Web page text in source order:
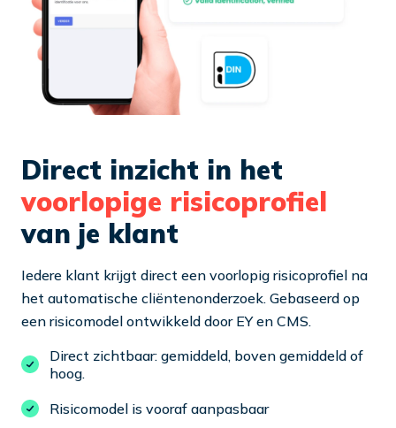
Direct inzicht in het
voorlopige risicoprofiel
van je klant
Iedere klant krijgt direct een voorlopig risicoprofiel na
het automatische cliëntenonderzoek. Gebaseerd op
een risicomodel ontwikkeld door EY en CMS.
Direct zichtbaar: gemiddeld, boven gemiddeld of
hoog.
Risicomodel is vooraf aanpasbaar